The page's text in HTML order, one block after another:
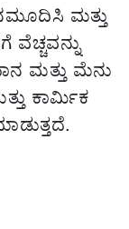
ಮತ್ತು
ವೆಚ್ಚವನ್ನು
ಮತ್ತು ಮೆನು
ಕಾರ್ಮಿಕ